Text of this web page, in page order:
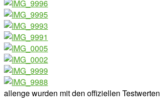
allenge wurden mit den offiziellen